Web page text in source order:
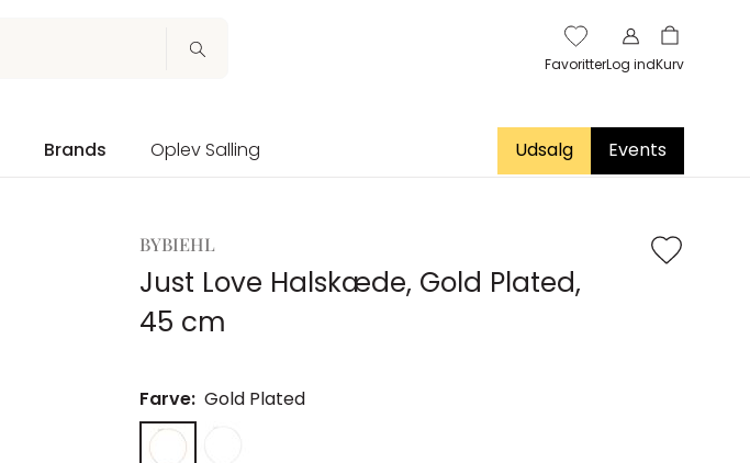
FavoritterLog indKurv
Brands Oplev Salling Udsalg Events
BYBIEHL
Just Love Halskæde, Gold Plated,
45 cm
Farve: Gold Plated